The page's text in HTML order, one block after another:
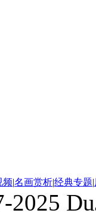
频|名画赏析|经典专题|
2025